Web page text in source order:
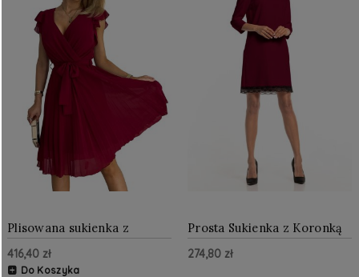
Plisowana sukienka z
falbankami Bordowa
NU374-2
416,40 zł
Do Koszyka
Prosta Sukienka z Koronką
Burgund TE324
274,80 zł